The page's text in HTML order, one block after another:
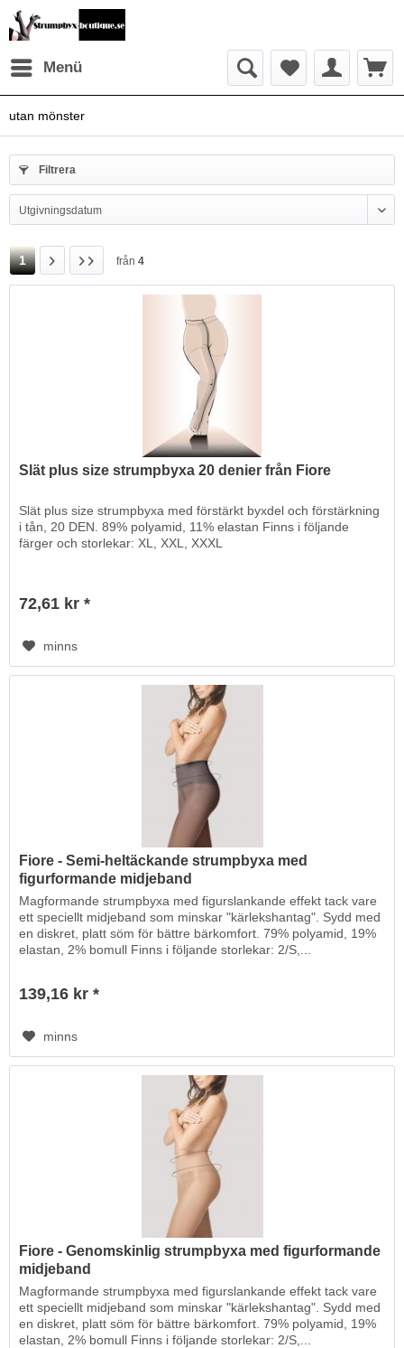
Menü
utan mönster
Filtrera
1 från 4
Slät plus size strumpbyxa 20 denier från Fiore
Slät plus size strumpbyxa med förstärkt byxdel och förstärkning
i tån, 20 DEN. 89% polyamid, 11% elastan Finns i följande
färger och storlekar: XL, XXL, XXXL
72,61 kr *
minns
Fiore - Semi-heltäckande strumpbyxa med
figurformande midjeband
Magformande strumpbyxa med figurslankande effekt tack vare
ett speciellt midjeband som minskar "kärlekshantag". Sydd med
en diskret, platt söm för bättre bärkomfort. 79% polyamid, 19%
elastan, 2% bomull Finns i följande storlekar: 2/S,...
139,16 kr *
minns
Fiore - Genomskinlig strumpbyxa med figurformande
midjeband
Magformande strumpbyxa med figurslankande effekt tack vare
ett speciellt midjeband som minskar "kärlekshantag". Sydd med
en diskret, platt söm för bättre bärkomfort. 79% polyamid, 19%
elastan, 2% bomull Finns i följande storlekar: 2/S,...